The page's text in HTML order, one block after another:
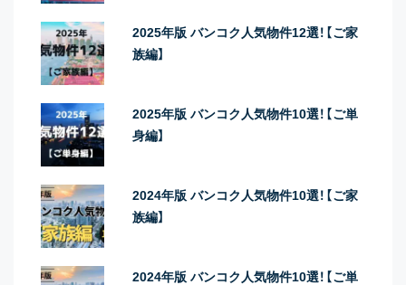
2025年版 バンコク人気物件12選！【ご家
族編】
2025年版 バンコク人気物件10選！【ご単
身編】
2024年版 バンコク人気物件10選！【ご家
族編】
2024年版 バンコク人気物件10選！【ご単